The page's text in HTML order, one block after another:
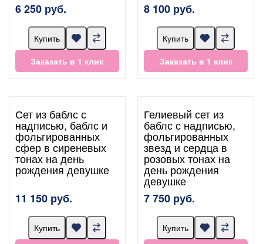
6 250 руб.
Купить
Заказать в 1 клик
8 100 руб.
Купить
Заказать в 1 клик
Сет из баблс с
надписью, баблс и
фольгированных
сфер в сиреневых
тонах на день
рождения девушке
11 150 руб.
Купить
Гелиевый сет из
баблс с надписью,
фольгированных
звезд и сердца в
розовых тонах на
день рождения
девушке
7 750 руб.
Купить